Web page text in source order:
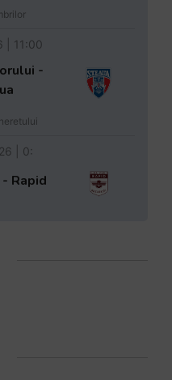
| 11:00
-
| 0:
Rapid